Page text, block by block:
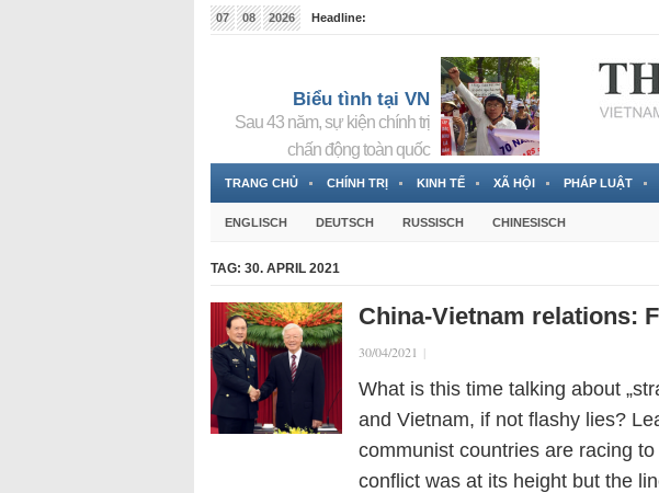
07 08 2026
Headline:
Biểu tình tại VN
Sau 43 năm, sự kiện chính trị
chấn động toàn quốc
TRANG CHỦ CHÍNH TRỊ KINH TẾ XÃ HỘI PHÁP LUẬT
ENGLISCH DEUTSCH RUSSISCH CHINESISCH
TAG: 30. APRIL 2021
China-Vietnam relations:
30/04/2021 |
What is this time talking about
and Vietnam, if not flashy lies?
communist countries are racing
conflict was at its height but the